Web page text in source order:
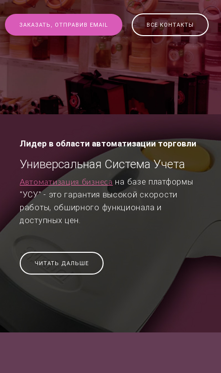
ЗАКАЗАТЬ, ОТПРАВИВ EMAIL ВСЕ КОНТАКТЫ
Лидер в области автоматизации торговли
Универсальная Система Учета
Автоматизация бизнеса на базе платформы
"УСУ" - это гарантия высокой скорости
работы, обширного функционала и
доступных цен.
ЧИТАТЬ ДАЛЬШЕ